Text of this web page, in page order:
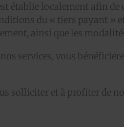
établie localement afin de
du « tiers payant »
ainsi que les
services, vous
solliciter et à profiter de